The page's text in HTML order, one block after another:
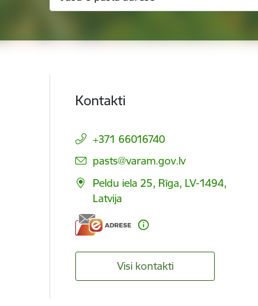
Kontakti
+371 66016740
E-pasts:
pasts@varam.gov.lv
Peldu iela 25, Rīga, LV-1494,
Latvija
Visi kontakti